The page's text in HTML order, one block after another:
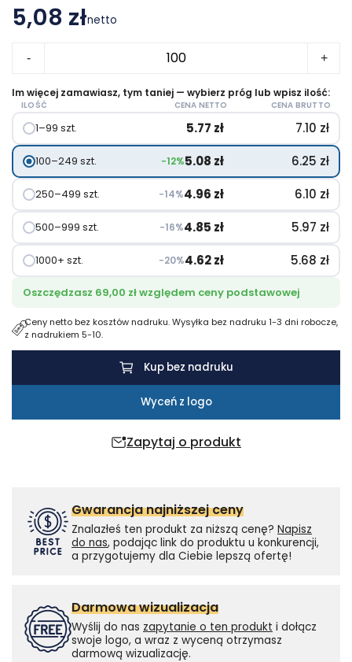
5,08 złnetto
-
długopis
z
tworzyw
sztucznych
pochodzących
recyklingu
+
Zapytaj o produkt
Im więcej zamawiasz, tym taniej — wybierz próg lub wpisz ilość:
ILOŚĆ CENA NETTO CENA BRUTTO
1–99 szt. 5.77 zł 7.10 zł
100–249 szt. −12%5.08 zł 6.25 zł
250–499 szt. −14%4.96 zł 6.10 zł
500–999 szt. −16%4.85 zł 5.97 zł
1000+ szt. −20%4.62zł 5.68 zł
Oszczędzasz 69,00 zł względem ceny podstawowej
Ceny netto bez kosztów nadruku. Wysyłka bez nadruku 1-3 dni robocze,
z nadrukiem 5-10.
Kup bez nadruku
Wyceń z logo
Gwarancja najniższej ceny
Znalazłeś ten produkt za niższą cenę? Napisz
do nas, podając link do produktu u konkurencji,
a przygotujemy dla Ciebie lepszą ofertę!
Darmowa wizualizacja
Wyślij do nas zapytanie o ten produkt i dołącz
swoje logo, a wraz z wyceną otrzymasz
darmową wizualizację.